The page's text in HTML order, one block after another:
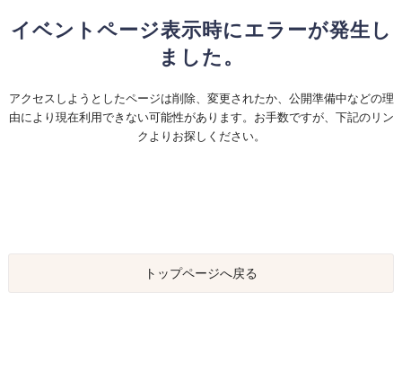
イベントページ表示時にエラーが発生し
ました。
アクセスしようとしたページは削除、変更されたか、公開準備中などの理
由により現在利用できない可能性があります。お手数ですが、下記のリン
クよりお探しください。
トップページへ戻る